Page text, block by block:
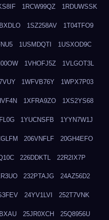
1RCW99QZ 1RDUWSSK
1SZ258AV 1T04TFO9
1USMDQTI 1USXOD9C
1VHOFJ5Z 1VLGOT3L
1WFVB76Y 1WPX7P03
1XFRA9ZO 1XS2YS68
1YUCNSFB 1YYN7W1J
206VNFLF 20GH4EFO
226DDKTL 22R2IX7P
232PTAJG 24AZ56D2
24YV1LVI 252T7VNK
25JR0XCH 25Q8956U